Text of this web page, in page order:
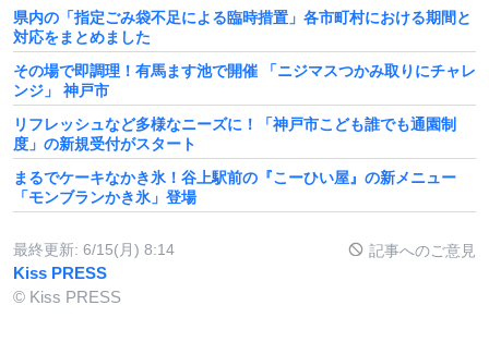
県内の「指定ごみ袋不足による臨時措置」各市町村における期間と
対応をまとめました
その場で即調理！有馬ます池で開催 「ニジマスつかみ取りにチャレ
ンジ」 神戸市
リフレッシュなど多様なニーズに！「神戸市こども誰でも通園制
度」の新規受付がスタート
まるでケーキなかき氷！谷上駅前の『こーひい屋』の新メニュー
「モンブランかき氷」登場
最終更新: 6/15(月) 8:14 記事へのご意見
Kiss PRESS
© Kiss PRESS